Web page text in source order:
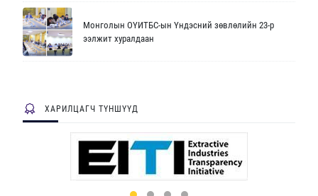
Монголын ОҮИТБС-ын Үндэсний зөвлөлийн 23-р
ээлжит хуралдаан
ХАРИЛЦАГЧ ТҮНШҮҮД